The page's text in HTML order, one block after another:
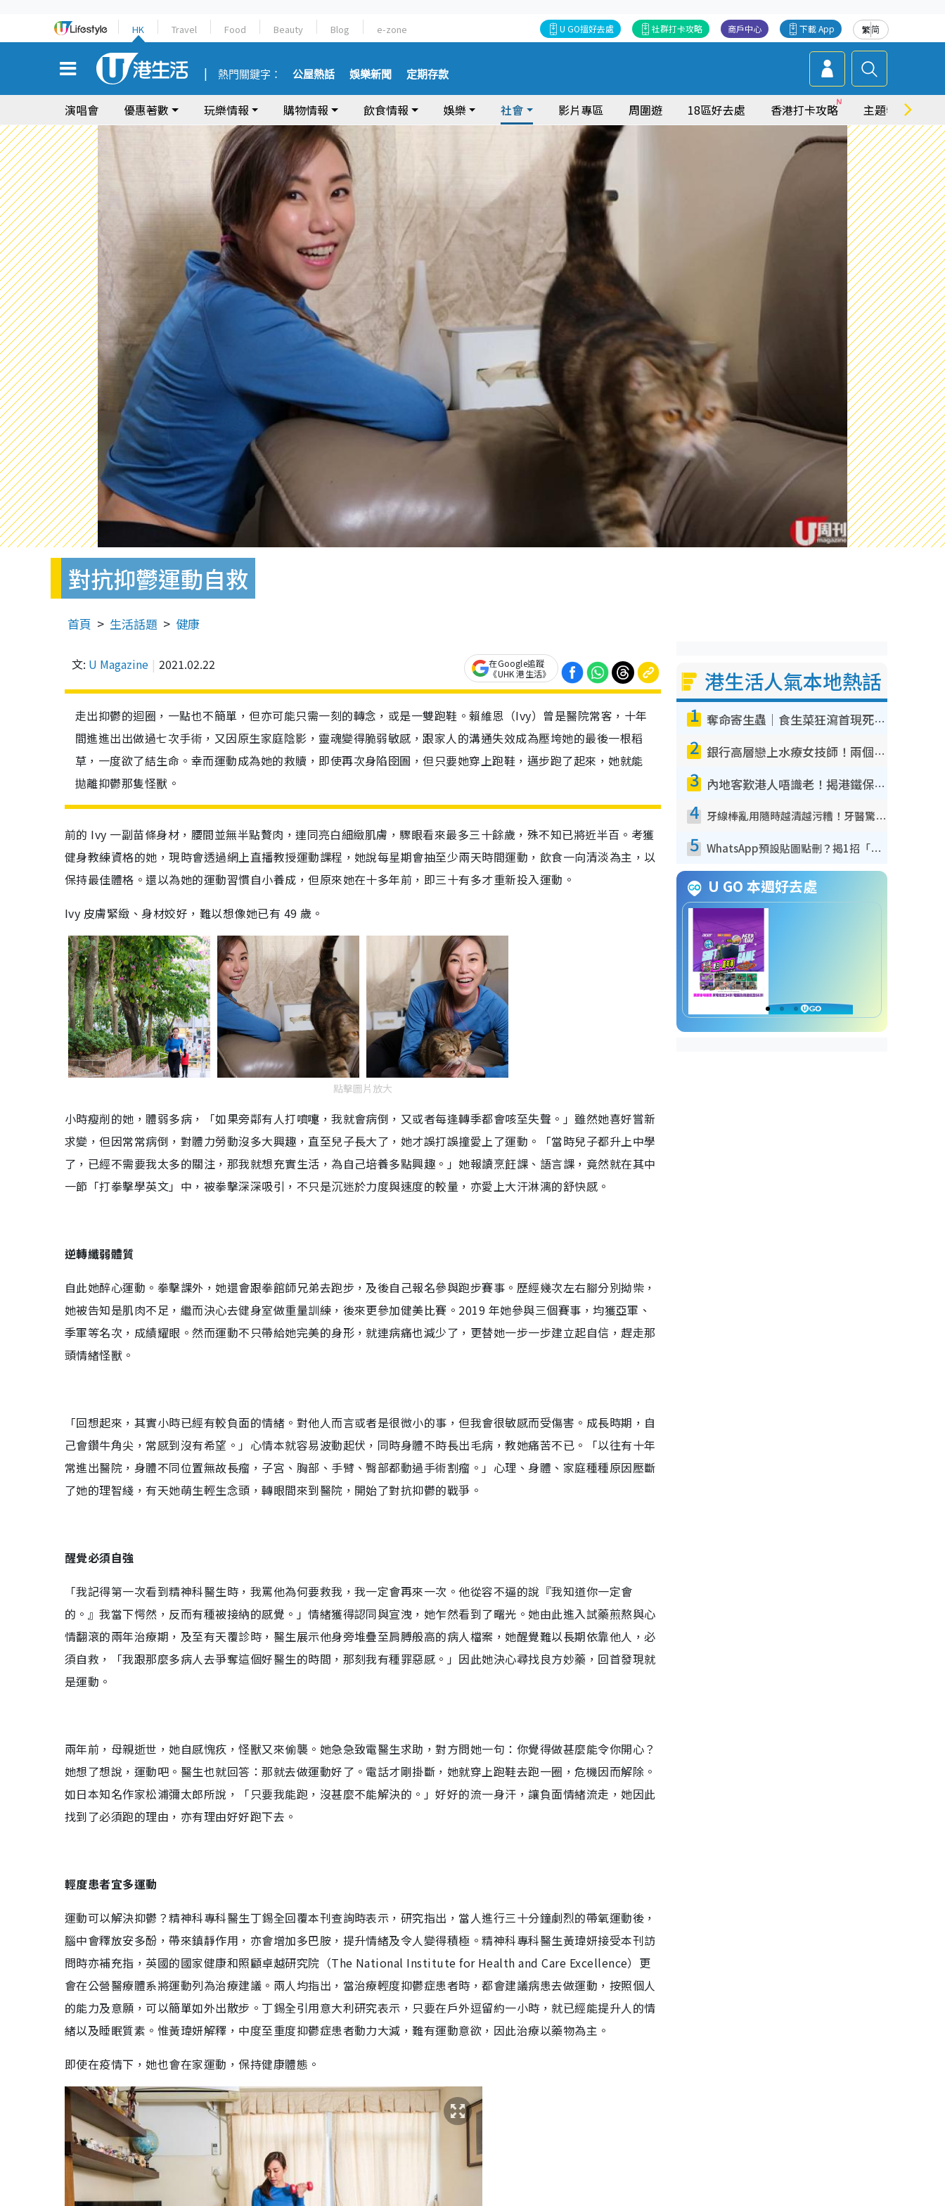
HK Travel Food Beauty Blog e-zone 繁简
下載 App
商戶中心
社群打卡攻略
U GO搵好去處
熱門關鍵字： 公屋熱話 娛樂新聞 定期存款
演唱會 優惠著數 玩樂情報 購物情報 飲食情報 娛樂 社會 影片專區 周圍遊 18區好去處 香港打卡攻略 主題特集
對抗抑鬱運動自救
首頁 生活話題 健康
文: U Magazine 2021.02.22
在Google追蹤
《UHK 港生活》
走出抑鬱的迴圈，一點也不簡單，但亦可能只需一刻的轉念，或是一雙跑鞋。賴維恩（Ivy）曾是醫院常客，十年
間進進出出做過七次手術，又因原生家庭陰影，靈魂變得脆弱敏感，跟家人的溝通失效成為壓垮她的最後一根稻
草，一度欲了結生命。幸而運動成為她的救贖，即使再次身陷囹圄，但只要她穿上跑鞋，邁步跑了起來，她就能
拋離抑鬱那隻怪獸。
前的 Ivy 一副苗條身材，腰間並無半點贅肉，連同亮白細緻肌膚，驟眼看來最多三十餘歲，殊不知已將近半百。考獲
健身教練資格的她，現時會透過網上直播教授運動課程，她說每星期會抽至少兩天時間運動，飲食一向清淡為主，以
保持最佳體格。還以為她的運動習慣自小養成，但原來她在十多年前，即三十有多才重新投入運動。
Ivy 皮膚緊緻、身材姣好，難以想像她已有 49 歲。
點擊圖片放大
小時瘦削的她，體弱多病，「如果旁鄰有人打噴嚏，我就會病倒，又或者每逢轉季都會咳至失聲。」雖然她喜好嘗新
求變，但因常常病倒，對體力勞動沒多大興趣，直至兒子長大了，她才誤打誤撞愛上了運動。「當時兒子都升上中學
了，已經不需要我太多的關注，那我就想充實生活，為自己培養多點興趣。」她報讀烹飪課、語言課，竟然就在其中
一節「打拳擊學英文」中，被拳擊深深吸引，不只是沉迷於力度與速度的較量，亦愛上大汗淋漓的舒快感。
逆轉纖弱體質
自此她醉心運動。拳擊課外，她還會跟拳館師兄弟去跑步，及後自己報名參與跑步賽事。歷經幾次左右腳分別拗柴，
她被告知是肌肉不足，繼而決心去健身室做重量訓練，後來更參加健美比賽。2019 年她參與三個賽事，均獲亞軍、
季軍等名次，成績耀眼。然而運動不只帶給她完美的身形，就連病痛也減少了，更替她一步一步建立起自信，趕走那
頭情緒怪獸。
「回想起來，其實小時已經有較負面的情緒。對他人而言或者是很微小的事，但我會很敏感而受傷害。成長時期，自
己會鑽牛角尖，常感到沒有希望。」心情本就容易波動起伏，同時身體不時長出毛病，教她痛苦不已。「以往有十年
常進出醫院，身體不同位置無故長瘤，子宮、胸部、手臂、臀部都動過手術割瘤。」心理、身體、家庭種種原因壓斷
了她的理智綫，有天她萌生輕生念頭，轉眼間來到醫院，開始了對抗抑鬱的戰爭。
醒覺必須自強
「我記得第一次看到精神科醫生時，我罵他為何要救我，我一定會再來一次。他從容不逼的說『我知道你一定會
的。』我當下愕然，反而有種被接納的感覺。」情緒獲得認同與宣洩，她乍然看到了曙光。她由此進入試藥煎熬與心
情翻滾的兩年治療期，及至有天覆診時，醫生展示他身旁堆疊至肩膊般高的病人檔案，她醒覺難以長期依靠他人，必
須自救，「我跟那麼多病人去爭奪這個好醫生的時間，那刻我有種罪惡感。」因此她決心尋找良方妙藥，回首發現就
是運動。
兩年前，母親逝世，她自感愧疚，怪獸又來偷襲。她急急致電醫生求助，對方問她一句：你覺得做甚麼能令你開心？
她想了想說，運動吧。醫生也就回答：那就去做運動好了。電話才剛掛斷，她就穿上跑鞋去跑一圈，危機因而解除。
如日本知名作家松浦彌太郎所說，「只要我能跑，沒甚麼不能解決的。」好好的流一身汗，讓負面情緒流走，她因此
找到了必須跑的理由，亦有理由好好跑下去。
輕度患者宜多運動
運動可以解決抑鬱？精神科專科醫生丁錫全回覆本刊查詢時表示，研究指出，當人進行三十分鐘劇烈的帶氧運動後，
腦中會釋放安多酚，帶來鎮靜作用，亦會增加多巴胺，提升情緒及令人變得積極。精神科專科醫生黃瑋妍接受本刊訪
問時亦補充指，英國的國家健康和照顧卓越研究院（The National Institute for Health and Care Excellence）更
會在公營醫療體系將運動列為治療建議。兩人均指出，當治療輕度抑鬱症患者時，都會建議病患去做運動，按照個人
的能力及意願，可以簡單如外出散步。丁錫全引用意大利研究表示，只要在戶外逗留約一小時，就已經能提升人的情
緒以及睡眠質素。惟黃瑋妍解釋，中度至重度抑鬱症患者動力大減，難有運動意欲，因此治療以藥物為主。
即使在疫情下，她也會在家運動，保持健康體態。
港生活人氣本地熱話
1 奪命寄生蟲｜食生菜狂瀉首現死者！疫潮惡化錄1.8萬宗病例 揭洗菜3大謬誤
2 銀行高層戀上水療女技師！兩個月借128萬驚覺「沉船」沉落火海 揭背後疑似邪教操控賣淫
3 內地客歎港人唔識老！揭港鐵保鮮級冷氣 港人求放過：咪投訴
4 牙線棒亂用隨時越清越污糟！牙醫驚揭盲目過戶細菌恐致蛀牙：呢種先係日常真保養
5 WhatsApp預設貼圖點刪？揭1招「反向操作」還原簡潔介面 附3步實測教學
U GO 本週好去處